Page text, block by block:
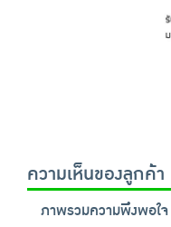
ความเห็นของลูกค้า
ภาพรวมความพึงพอใจ